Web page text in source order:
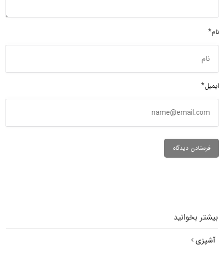
نام*
ایمیل*
بیشتر بخوانید
آشپزی